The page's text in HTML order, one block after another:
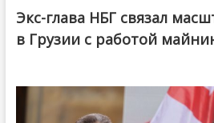
Экс-глава НБГ связал
в Грузии с работой